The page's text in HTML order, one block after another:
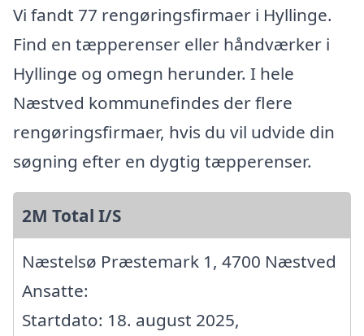
Vi fandt 77 rengøringsfirmaer i Hyllinge.
Find en tæpperenser eller håndværker i
Hyllinge og omegn herunder. I hele
Næstved kommunefindes der flere
rengøringsfirmaer, hvis du vil udvide din
søgning efter en dygtig tæpperenser.
2M Total I/S
Næstelsø Præstemark 1, 4700 Næstved
Ansatte:
Startdato: 18. august 2025,